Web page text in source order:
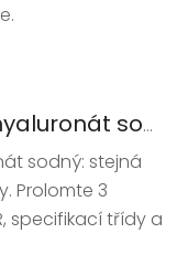
Kyselina hyaluronová vs hyaluronát sodný: Průvodce B2B 2026
sodný: stejná
Prolomte 3
specifikací třídy a